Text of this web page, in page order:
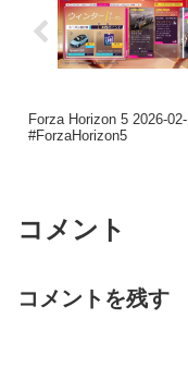
Forza Horizon 5 2026-
#ForzaHorizon5
コメント
コメントを残す